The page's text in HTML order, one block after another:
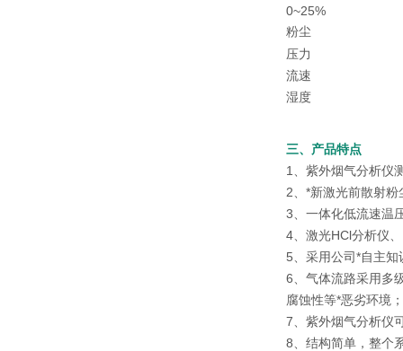
0~25%
粉尘
压力
流速
湿度
三、产品特点
1、紫外烟气分析仪
2、*新激光前散射
3、一体化低流速温
4、激光HCl分析仪
5、采用公司*自主
6、气体流路采用多
腐蚀性等*恶劣环境；
7、紫外烟气分析仪
8、结构简单，整个